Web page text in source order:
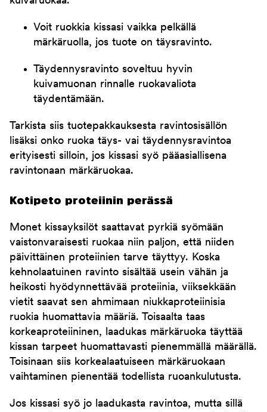
Voit ruokkia kissasi vaikka pelkällä
märkäruolla, jos tuote on täysravinto.
Täydennysravinto soveltuu hyvin
kuivamuonan rinnalle ruokavaliota
täydentämään.
Tarkista siis tuotepakkauksesta ravintosisällön
lisäksi onko ruoka täys- vai täydennysravintoa
erityisesti silloin, jos kissasi syö pääasiallisena
ravintonaan märkäruokaa.
Kotipeto proteiinin perässä
Monet kissayksilöt saattavat pyrkiä syömään
vaistonvaraisesti ruokaa niin paljon, että niiden
päivittäinen proteiinien tarve täyttyy. Koska
kehnolaatuinen ravinto sisältää usein vähän ja
heikosti hyödynnettävää proteiinia, viiksekkään
vietit saavat sen ahmimaan niukkaproteiinisia
ruokia huomattavia määriä. Toisaalta taas
korkeaproteiininen, laadukas märkäruoka täyttää
kissan tarpeet huomattavasti pienemmällä määrällä.
Toisinaan siis korkealaatuiseen märkäruokaan
vaihtaminen pienentää todellista ruoankulutusta.
Jos kissasi syö jo laadukasta ravintoa, mutta sillä